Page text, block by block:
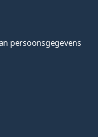
persoonsgegevens